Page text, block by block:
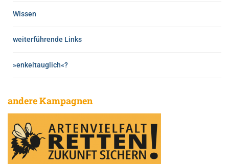
Wissen
weiterführende Links
»enkeltauglich«?
andere Kampagnen